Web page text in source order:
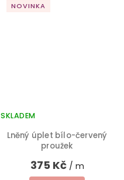
NOVINKA
Lněný úplet bílo-červený
proužek
SKLADEM
375 Kč / m